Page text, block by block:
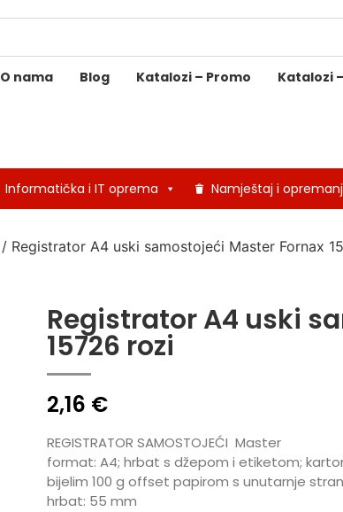
O nama Blog Katalozi – Promo Katalozi
Informatička i IT oprema Namještaj i
/ Registrator A4 uski samostojeći Master Fornax
Registrator A4 uski
15726 rozi
2,16 €
REGISTRATOR SAMOSTOJEĆI Master
format: A4; hrbat s džepom i etiketom;
bijelim 100 g offset papirom s unutarnje
hrbat: 55 mm